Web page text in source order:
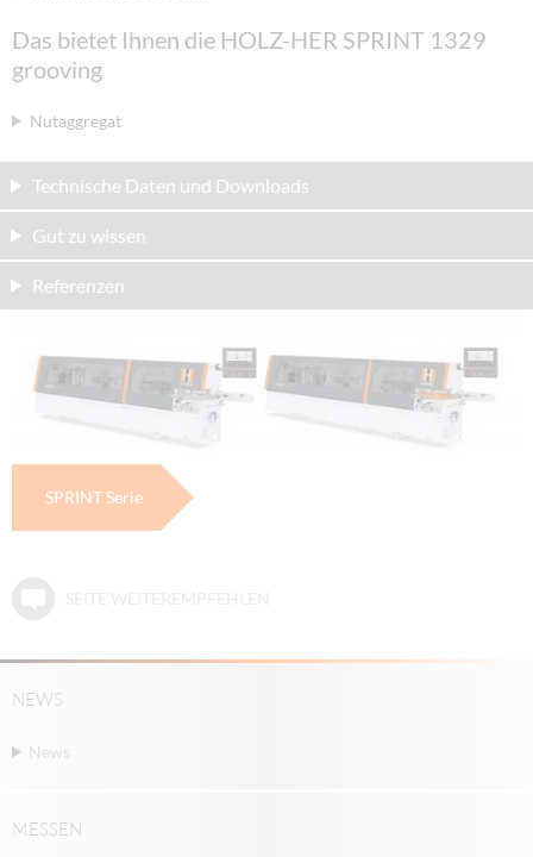
Das bietet Ihnen die HOLZ-HER SPRINT 1329
grooving
Nutaggregat
Technische Daten und Downloads
Gut zu wissen
Referenzen
SPRINT Serie
NEWS
News
MESSEN